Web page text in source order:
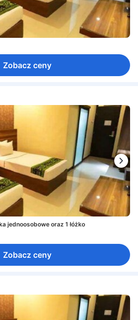
Zobacz ceny
jednoosobowe oraz 1 łóżko
Zobacz ceny